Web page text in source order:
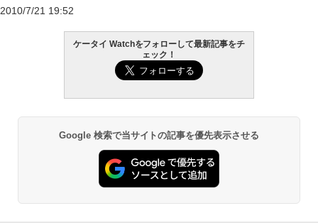
2010/7/21 19:52
ケータイ Watchをフォローして最新記事をチ
ェック！
Google 検索で当サイトの記事を優先表示させる